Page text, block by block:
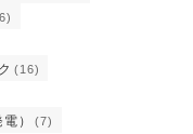
(16)
） (7)